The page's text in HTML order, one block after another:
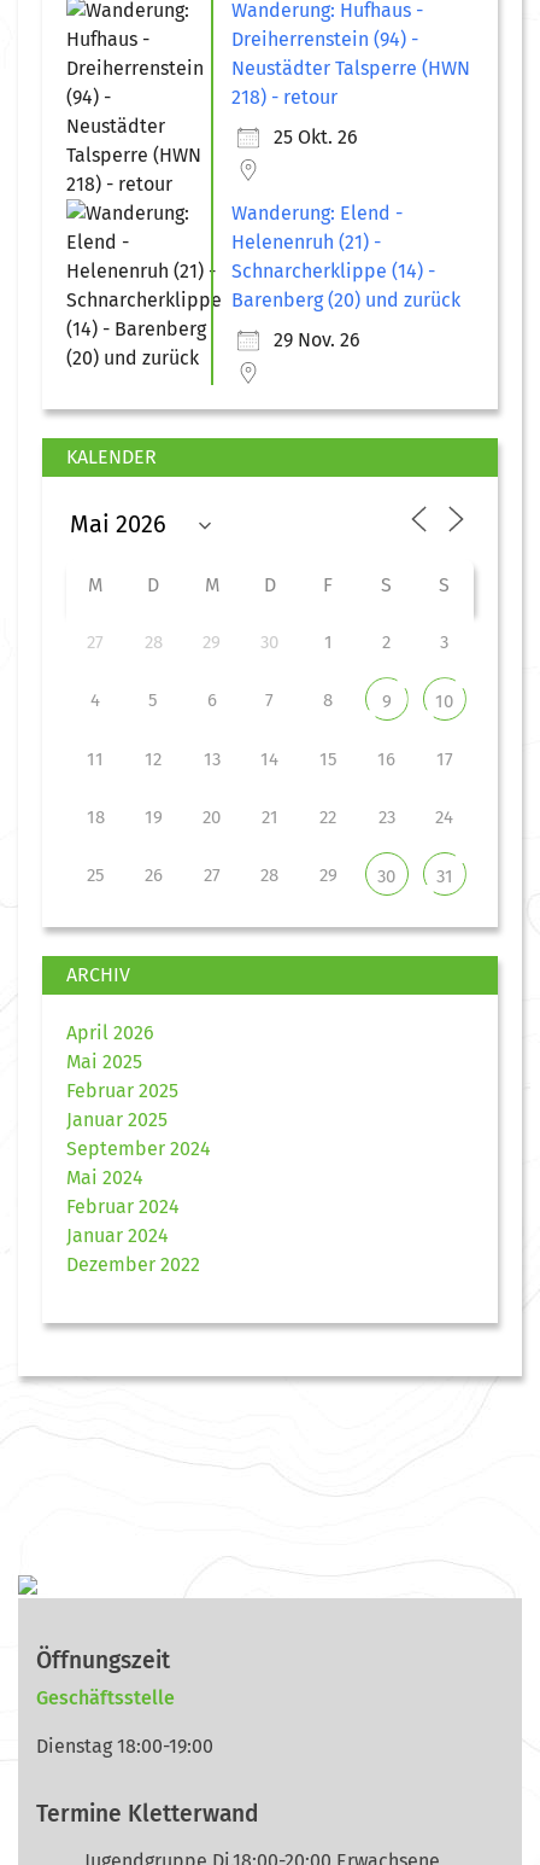
Wanderung: Hufhaus -
Dreiherrenstein (94) -
Neustädter Talsperre (HWN
218) - retour
25 Okt. 26
Wanderung: Elend -
Helenenruh (21) -
Schnarcherklippe (14) -
Barenberg (20) und zurück
29 Nov. 26
KALENDER
M D M D F S S
27 28 29 30 1 2 3
4 5 6 7 8 9 10
11 12 13 14 15 16 17
18 19 20 21 22 23 24
25 26 27 28 29 30 31
ARCHIV
April 2026
Mai 2025
Februar 2025
Januar 2025
September 2024
Mai 2024
Februar 2024
Januar 2024
Dezember 2022
Öffnungszeit
Geschäftsstelle
Dienstag 18:00-19:00
Termine Kletterwand